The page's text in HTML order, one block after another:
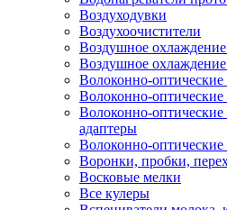
Воздуходувки
Воздухоочистители
Воздушное охлаждение
Воздушное охлаждение
Волоконно-оптические
Волоконно-
Волоконно-
адаптеры
Волоконно-
Воронки, пробки,
Восковые мелки
Все кулеры